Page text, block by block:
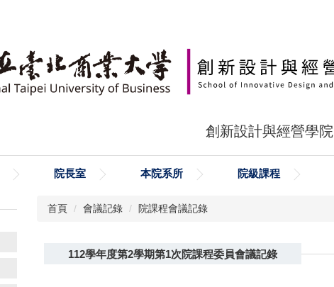
創新設計與經營學院
院長室 本院系所 院級課程
首頁 會議記錄 院課程會議記錄
112學年度第2學期第1次院課程委員會議記錄